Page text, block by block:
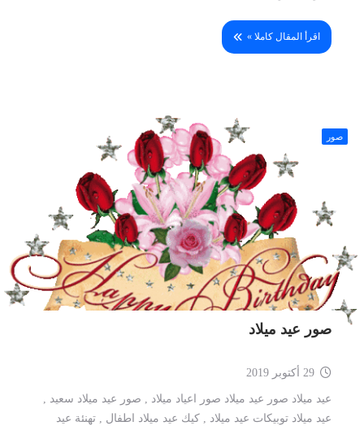
اقرأ المقال كاملا »
صور
صور عيد ميلاد
عيد ميلاد صور عيد ميلاد صور اعياد ميلاد , صور عيد ميلاد سعيد ,
عيد ميلاد توبيكات عيد ميلاد , كيك عيد ميلاد اطفال , تهنئة عيد